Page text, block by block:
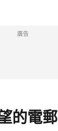
廣告
的電郵